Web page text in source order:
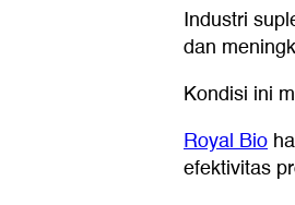
Industri
dan
Kondisi ini
Royal Bio
efektivitas